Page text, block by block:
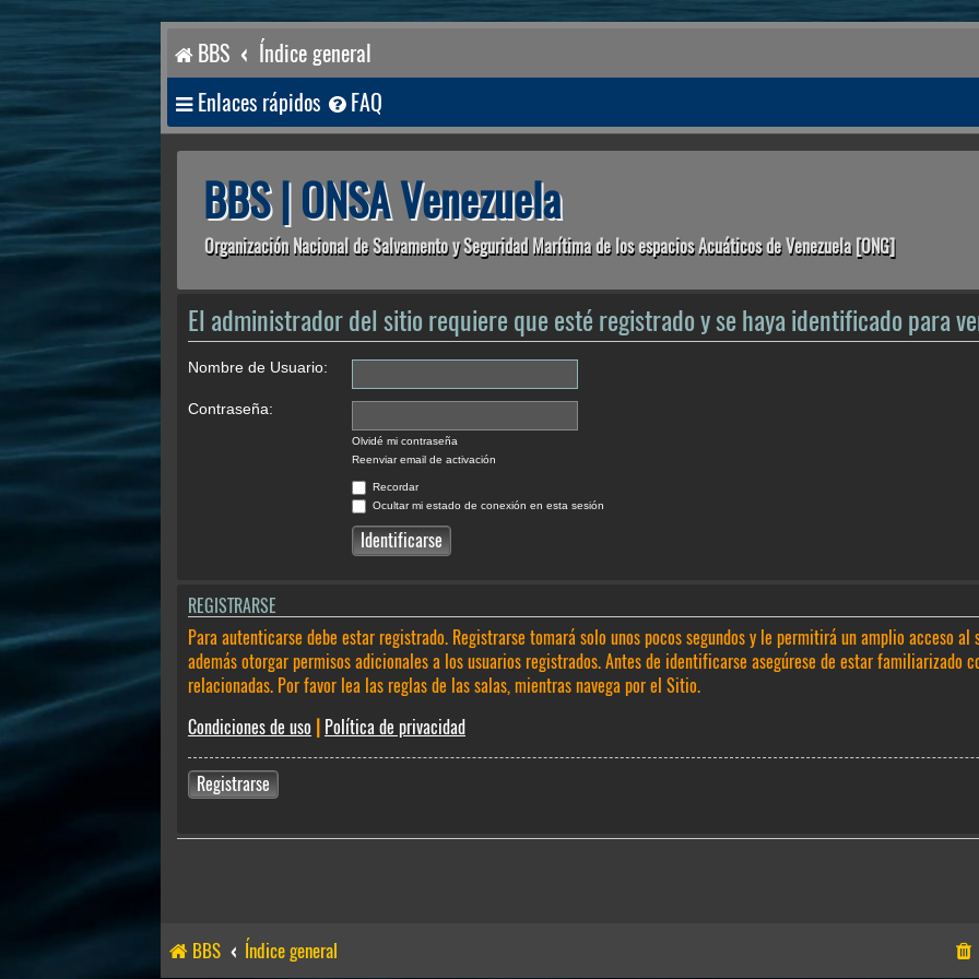
BBS Índice general
Enlaces rápidos FAQ
BBS | ONSA Venezuela
Organización Nacional de Salvamento y Seguridad Marítima de los espacios Acuáticos de Venezuela [ONG]
El administrador del sitio requiere que esté registrado y se haya identificado para
Nombre de Usuario:
Contraseña:
Olvidé mi contraseña
Reenviar email de activación
Recordar
Ocultar mi estado de conexión en esta sesión
REGISTRARSE
Para autenticarse debe estar registrado. Registrarse tomará solo unos pocos segundos y le permitirá un amplio acceso
además otorgar permisos adicionales a los usuarios registrados. Antes de identificarse asegúrese de estar familiarizado
relacionadas. Por favor lea las reglas de las salas, mientras navega por el Sitio.
Condiciones de uso
Política de privacidad
Registrarse
BBS Índice general